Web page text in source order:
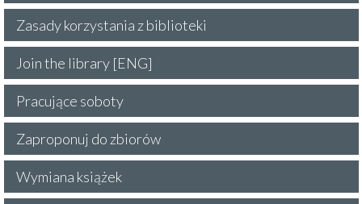
Zasady korzystania z biblioteki
Join the library [ENG]
Pracujące soboty
Zaproponuj do zbiorów
Wymiana książek